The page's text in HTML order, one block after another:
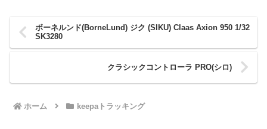
ボーネルンド(BorneLund) ジク (SIKU) Claas Axion 950 1/32
SK3280
クラシックコントローラ PRO(シロ)
ホーム keepaトラッキング